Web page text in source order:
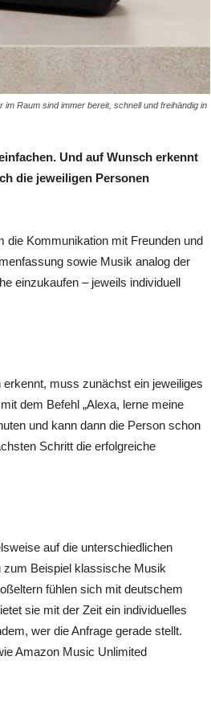
Raum sind immer bereit, schnell und freihändig in
Und auf Wunsch erkennt
die jeweiligen Personen
die Kommunikation mit Freunden und
sowie Musik analog der
einzukaufen – jeweils individuell
muss zunächst ein jeweiliges
dem Befehl „Alexa, lerne meine
und kann dann die Person schon
Schritt die erfolgreiche
auf die unterschiedlichen
zum Beispiel klassische Musik
fühlen sich mit deutschem
sie mit der Zeit ein individuelles
wer die Anfrage gerade stellt.
Amazon Music Unlimited